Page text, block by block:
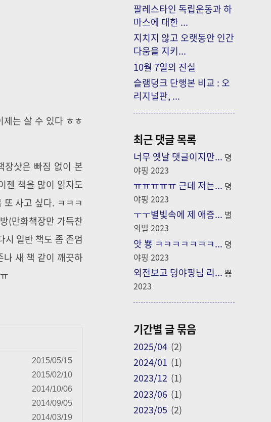
는 살 수 있다 ㅎㅎ
장샷은 빠짐 없이 본
젠 책을 많이 읽지도
사고 싶다. ㅋㅋㅋ
(만화책장만 가득찬
일반 책도 좀 존엄
새 책 같이 깨끗하
2015/05/15
2015/02/10
2014/10/06
2014/09/05
2014/03/19
팔레스타인 독립운동과 하
마스에 대한 ...
지치지 않고 오랫동안 인간
다움을 지키...
10월 7일의 진실
슬램덩크 단행본 비교 : 오
리지널판, ...
최근 댓글 목록
너무 옛날 댓글이지만... 뎡
야핑 2023
ㅠㅠㅠㅠㅠ 근데 저는... 뎡
야핑 2023
ㅜㅜ별빛속에 제 애증... 별
의별 2023
앗 뿅 ㅋㅋㅋㅋㅋㅋㅋ... 뎡
야핑 2023
외전보고 덩야핑님 리... 뿅
2023
기간별 글 묶음
2025/04 (2)
2024/01 (1)
2023/12 (1)
2023/06 (1)
2023/05 (2)